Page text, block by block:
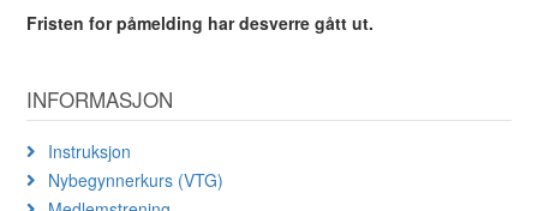
Fristen for påmelding har desverre gått ut.
INFORMASJON
Instruksjon
Nybegynnerkurs (VTG)